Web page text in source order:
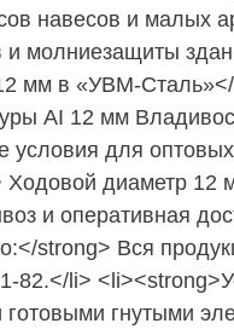
навесов и малых
молниезащиты
мм в «УВМ-
АI 12 мм
для
диаметр 12
и оперативная
strong> Вся
82.</li>
гнутыми